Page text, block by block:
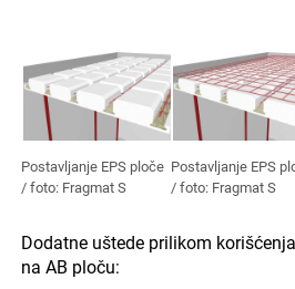
Postavljanje EPS ploče
/ foto: Fragmat S
Postavljanje EPS
/ foto: Fragmat S
Dodatne uštede prilikom
na AB ploču: